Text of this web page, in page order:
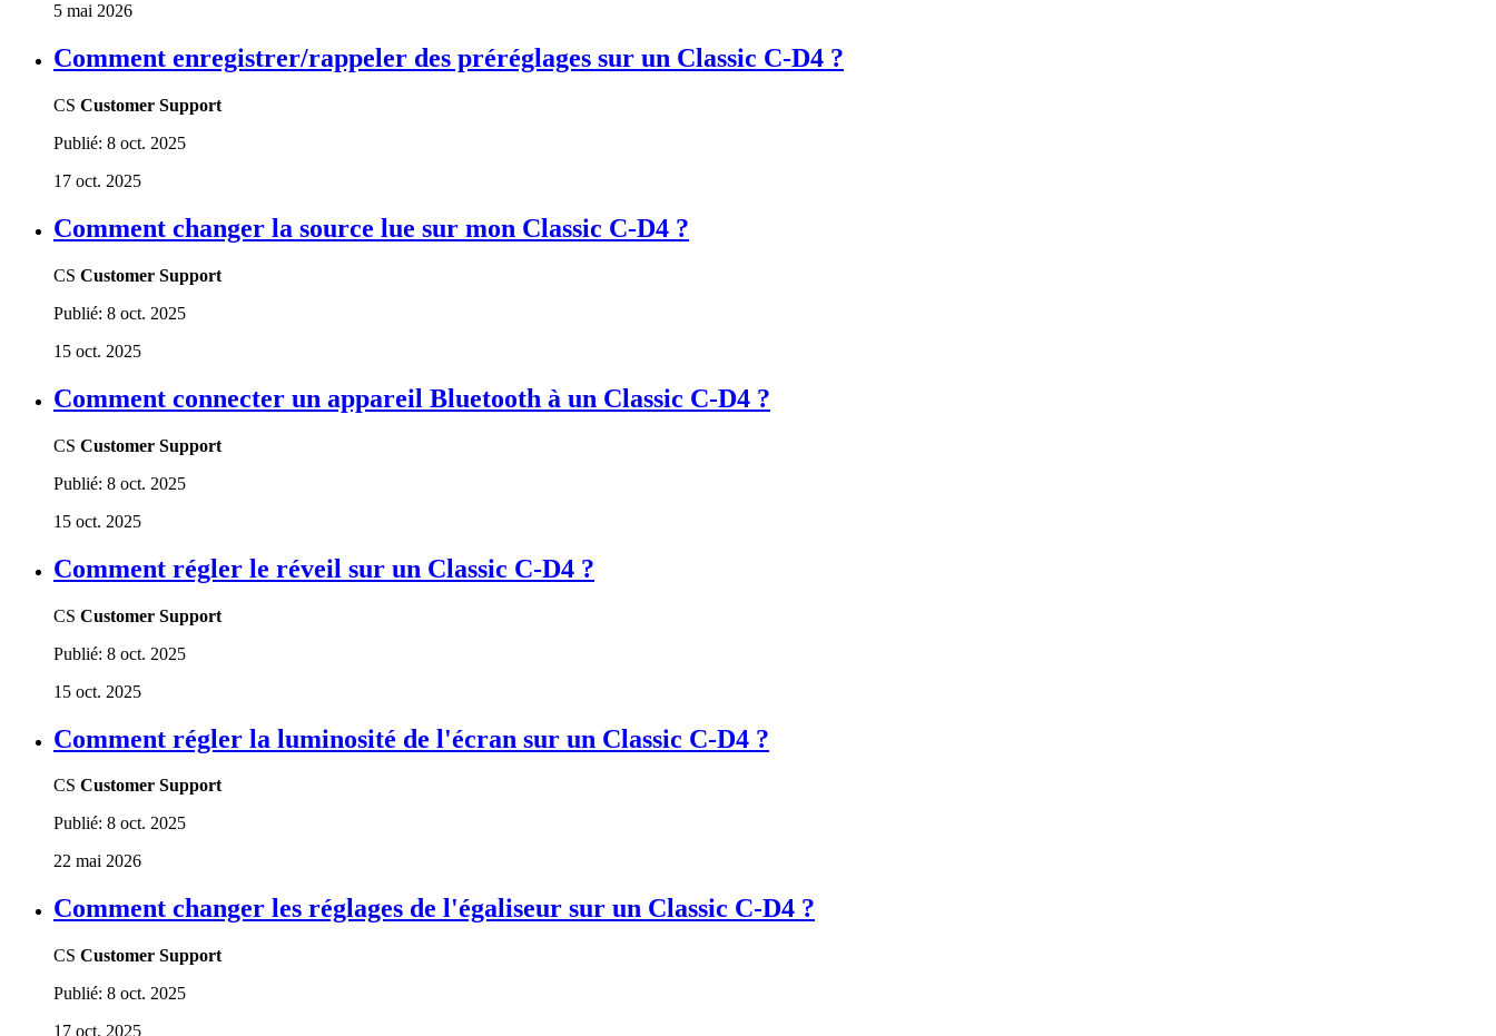
5 mai 2026
Comment enregistrer/rappeler des préréglages sur un Classic C-D4 ?
CS Customer Support
Publié: 8 oct. 2025
17 oct. 2025
Comment changer la source lue sur mon Classic C-D4 ?
CS Customer Support
Publié: 8 oct. 2025
15 oct. 2025
Comment connecter un appareil Bluetooth à un Classic C-D4 ?
CS Customer Support
Publié: 8 oct. 2025
15 oct. 2025
Comment régler le réveil sur un Classic C-D4 ?
CS Customer Support
Publié: 8 oct. 2025
15 oct. 2025
Comment régler la luminosité de l'écran sur un Classic C-D4 ?
CS Customer Support
Publié: 8 oct. 2025
22 mai 2026
Comment changer les réglages de l'égaliseur sur un Classic C-D4 ?
CS Customer Support
Publié: 8 oct. 2025
17 oct. 2025